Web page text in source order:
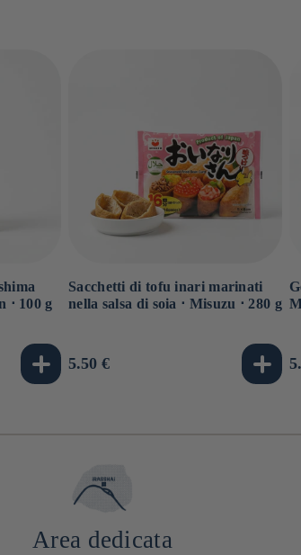
⋅ 100 g
Sacchetti di tofu inari marinati
nella salsa di soia ⋅ Misuzu ⋅ 280 g
Prezzo
5.50 €
Area dedicata